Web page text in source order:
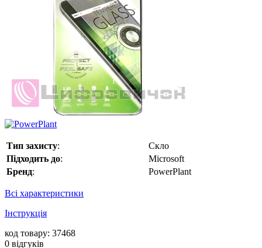
Тип захисту:
Скло
Підходить до:
Microsoft
Бренд: PowerPlant
Всі характеристики
Інструкція
код товару: 37468
0 відгуків